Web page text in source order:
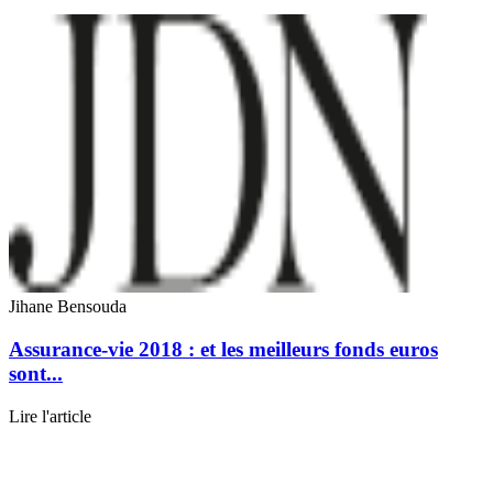
Jihane Bensouda
Assurance-vie 2018 : et les meilleurs fonds euros
sont...
Lire l'article